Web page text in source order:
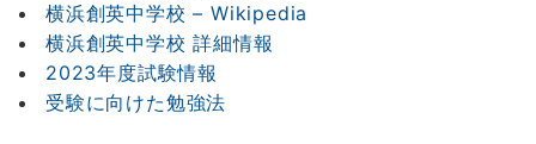
横浜創英中学校 – Wikipedia
横浜創英中学校 詳細情報
2023年度試験情報
受験に向けた勉強法